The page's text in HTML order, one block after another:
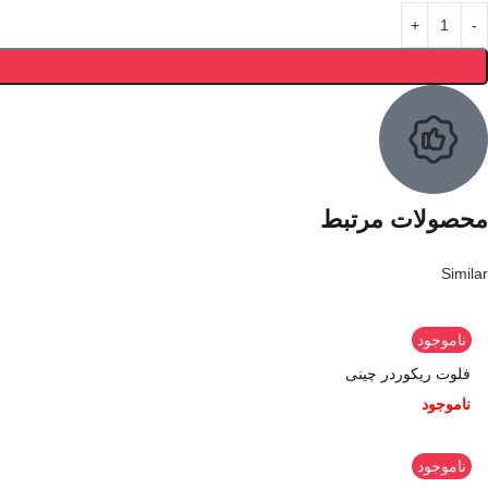
محصولات مرتبط
Similar
ناموجود
فلوت ریکوردر چینی
ناموجود
ناموجود